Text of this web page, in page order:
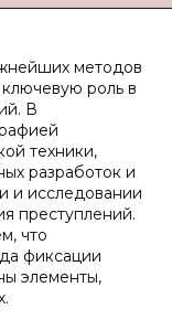
методов
роль в
В
техники,
разработок и
и исследовании
преступлений.
что
фиксации
элементы,